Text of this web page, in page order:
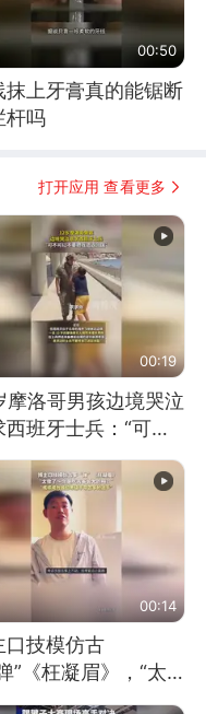
00:50
抹上牙膏真的能锯断
杆吗
打开应用 查看更多
00:19
摩洛哥男孩边境哭泣
西班牙士兵：“可不
不要把我遣返回国”
00:14
口技模仿古
”《枉凝眉》，“太
～你是吃古筝长大的